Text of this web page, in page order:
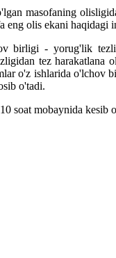
masofaning
eng olis ekani haqidagi
birligi - yorug'lik
tez
o'z ishlarida
o'tadi.
soat mobaynida kesib